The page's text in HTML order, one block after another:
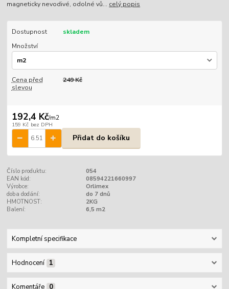
magneticky nevodivé, odolné vů... celý popis
Dostupnost
skladem
Množství
Cena před
slevou
249 Kč
192,4 Kč/m2
159 Kč bez DPH
Přidat do košíku
Číslo produktu:
054
EAN kód:
08594221660997
Výrobce:
Orlimex
doba dodání:
do 7 dnů
HMOTNOST:
2KG
Balení:
6,5 m2
Kompletní specifikace
Hodnocení 1